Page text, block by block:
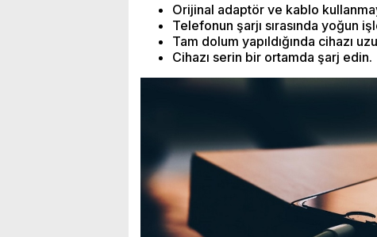
Orijinal adaptör ve kablo
Telefonun şarjı sırasında yoğun
Tam dolum yapıldığında cihazı
Cihazı serin bir ortamda şarj edin.